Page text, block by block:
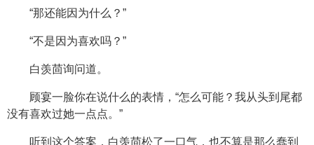
“那还能因为什么？”
“不是因为喜欢吗？”
白羡茴询问道。
顾宴一脸你在说什么的表情，“怎么可能？我从头到尾都
没有喜欢过她一点点。”
听到这个答案，白羡茴松了一口气，也不算是那么蠢到